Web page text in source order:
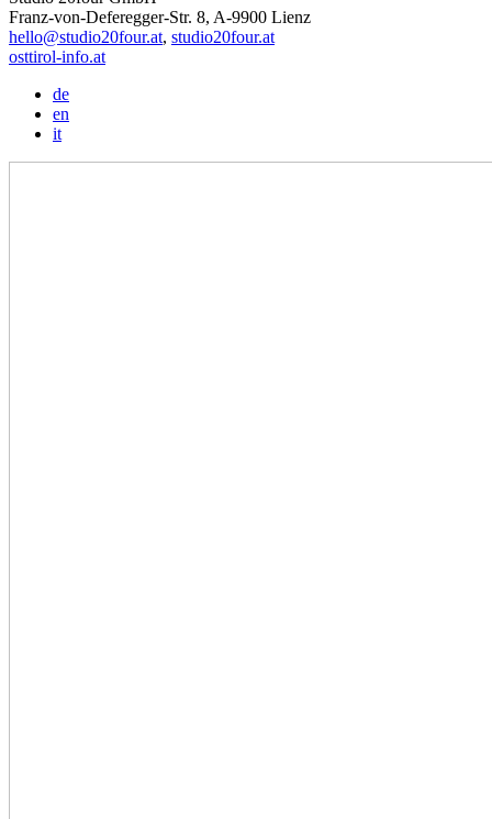
Franz-von-Deferegger-Str. 8, A-9900 Lienz
hello@studio20four.at, studio20four.at
osttirol-info.at
de
en
it